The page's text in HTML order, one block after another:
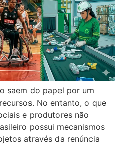
saem do papel por um
No entanto, o que
e produtores não
possui mecanismos
através da renúncia